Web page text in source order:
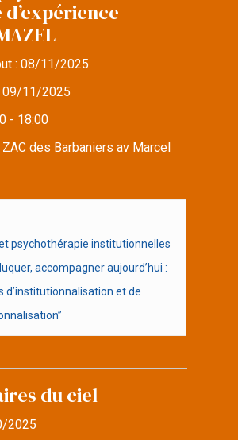
–
:08/11/2025
09/11/2025
- 18:00
ZAC des Barbaniers av Marcel
psychothérapie institutionnelles
accompagner aujourd’hui :
d’institutionnalisation et de
du ciel
2025